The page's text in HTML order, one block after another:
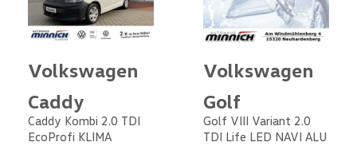
Volkswagen
Caddy
Caddy Kombi 2.0 TDI
EcoProfi KLIMA
Volkswagen
Golf
Golf VIII Variant 2.0
TDI Life LED NAVI ALU